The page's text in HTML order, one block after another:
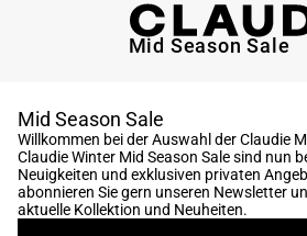
Mid Season Sale
Mid Season Sale
Willkommen bei der Auswahl der Claudie
Claudie Winter Mid Season Sale sind nun
Neuigkeiten und exklusiven privaten
abonnieren Sie gern unseren Newsletter
aktuelle Kollektion und Neuheiten.